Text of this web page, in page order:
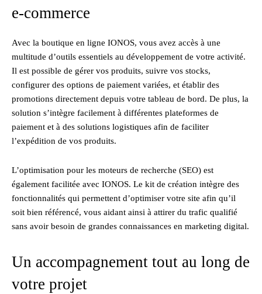
e-commerce
Avec la boutique en ligne IONOS, vous avez accès à une
multitude d’outils essentiels au développement de votre activité.
Il est possible de gérer vos produits, suivre vos stocks,
configurer des options de paiement variées, et établir des
promotions directement depuis votre tableau de bord. De plus, la
solution s’intègre facilement à différentes plateformes de
paiement et à des solutions logistiques afin de faciliter
l’expédition de vos produits.
L’optimisation pour les moteurs de recherche (SEO) est
également facilitée avec IONOS. Le kit de création intègre des
fonctionnalités qui permettent d’optimiser votre site afin qu’il
soit bien référencé, vous aidant ainsi à attirer du trafic qualifié
sans avoir besoin de grandes connaissances en marketing digital.
Un accompagnement tout au long de
votre projet